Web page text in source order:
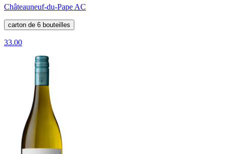
Châteauneuf-du-Pape AC
carton de 6 bouteilles
33.00